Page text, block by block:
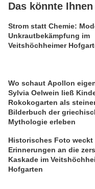
Das könnte
Strom statt Chemie:
Unkrautbekämpfung im
Veitshöchheimer
Wo schaut Apollon
Sylvia Oelwein ließ
Rokokogarten als
Bilderbuch der
Mythologie erleben
Historisches Foto weckt
Erinnerungen an die
Kaskade im
Hofgarten